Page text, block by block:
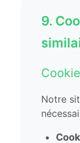
9.
Notre